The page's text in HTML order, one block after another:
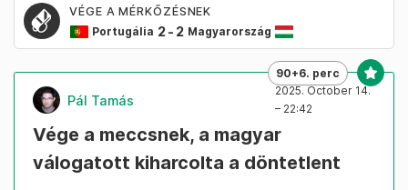
VÉGE A MÉRKŐZÉSNEK
Portugália 2- 2 Magyarország
90+6. perc
Pál Tamás
2025. October 14.
– 22:42
Vége a meccsnek, a magyar
válogatott kiharcolta a döntetlent